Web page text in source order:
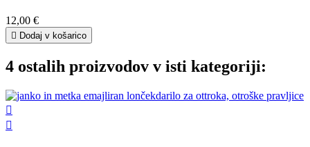
12,00 €
 Dodaj v košarico
4 ostalih proizvodov v isti kategoriji:

